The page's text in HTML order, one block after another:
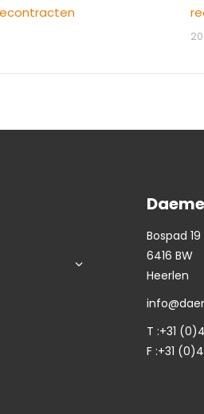
Bospad 19
6416 BW
Heerlen
T :+31
F :+31